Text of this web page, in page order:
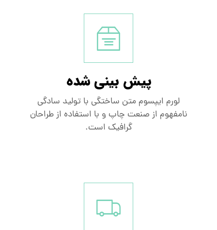
پیش بینی شده
لورم ایپسوم متن ساختگی با تولید سادگی
نامفهوم از صنعت چاپ و با استفاده از طراحان
گرافیک است.